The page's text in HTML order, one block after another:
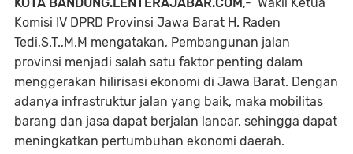
Komisi IV DPRD Provinsi Jawa Barat H. Raden
Tedi,S.T.,M.M mengatakan, Pembangunan jalan
provinsi menjadi salah satu faktor penting dalam
menggerakan hilirisasi ekonomi di Jawa Barat. Dengan
adanya infrastruktur jalan yang baik, maka mobilitas
barang dan jasa dapat berjalan lancar, sehingga dapat
meningkatkan pertumbuhan ekonomi daerah.